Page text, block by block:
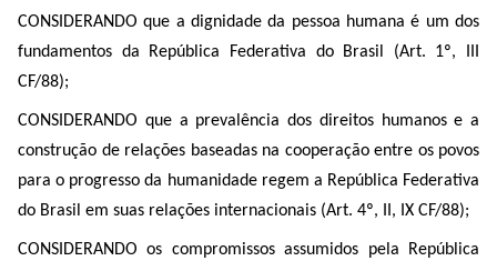
CONSIDERANDO que a dignidade da pessoa humana é um dos
fundamentos da República Federativa do Brasil (Art. 1º, III
CF/88);
CONSIDERANDO que a prevalência dos direitos humanos e a
construção de relações baseadas na cooperação entre os povos
para o progresso da humanidade regem a República Federativa
do Brasil em suas relações internacionais (Art. 4º, II, IX CF/88);
CONSIDERANDO os compromissos assumidos pela República